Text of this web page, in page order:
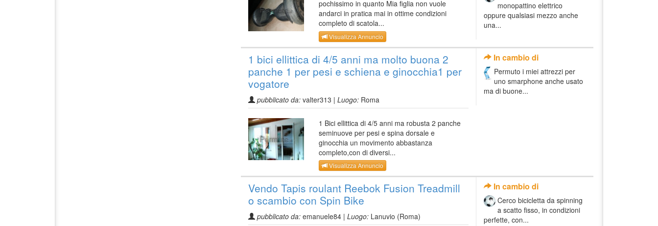
pochissimo in quanto Mia figlia non vuole
andarci in pratica mai in ottime condizioni
completo di scatola...
Visualizza Annuncio
monopattino elettrico
oppure qualsiasi mezzo anche
una...
1 bici ellittica di 4/5 anni ma molto buona 2
panche 1 per pesi e schiena e ginocchia1 per
vogatore
pubblicato da: valter313 | Luogo: Roma
1 Bici ellittica di 4/5 anni ma robusta 2 panche
seminuove per pesi e spina dorsale e
ginocchia un movimento abbastanza
completo,con di diversi...
Visualizza Annuncio
In cambio di
Permuto i miei attrezzi per
uno smarphone anche usato
ma di buone...
Vendo Tapis roulant Reebok Fusion Treadmill
o scambio con Spin Bike
pubblicato da: emanuele84 | Luogo: Lanuvio (Roma)
In cambio di
Cerco bicicletta da spinning
a scatto fisso, in condizioni
perfette, con...